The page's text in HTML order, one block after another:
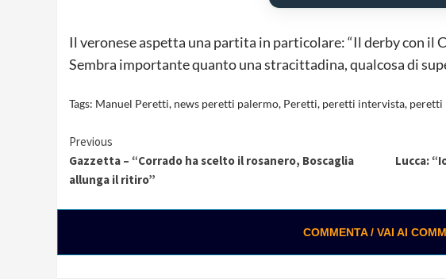
Il veronese aspetta una partita in particolare: “Il derby con il
Sembra importante quanto una stracittadina, qualcosa di
Tags: Manuel Peretti, news peretti palermo, Peretti, peretti intervista, peretti
Continue
Reading
Previous
Gazzetta – “Corrado ha scelto il rosanero, Boscaglia
allunga il ritiro”
Lucca:
COMMENTA / VAI AI